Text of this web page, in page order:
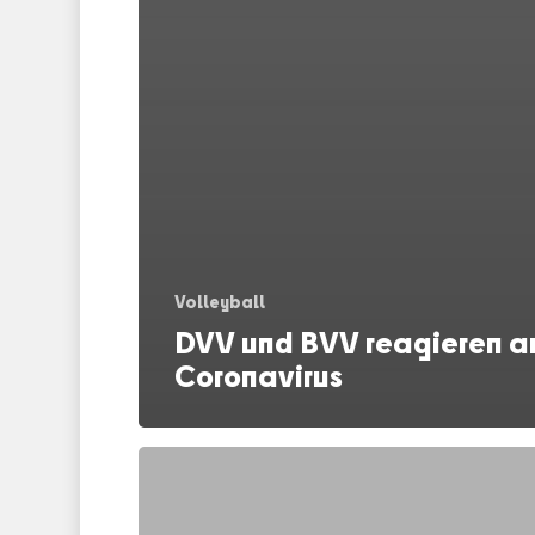
Volleyball
DVV und BVV reagieren
Coronavirus